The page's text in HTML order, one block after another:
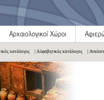
κατάλογος | Αλφαβητικός κατάλογος |